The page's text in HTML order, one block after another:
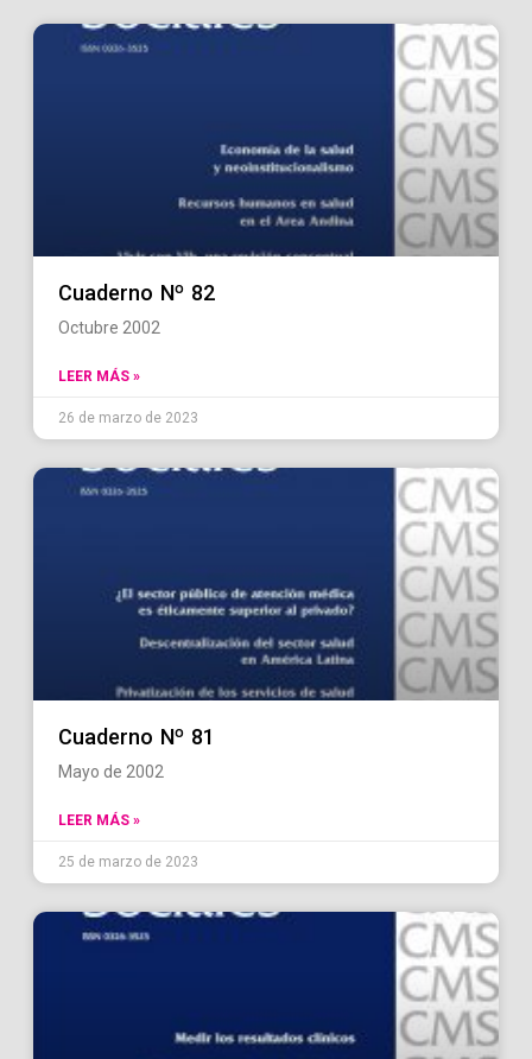
Cuaderno Nº 82
Octubre 2002
LEER MÁS »
26 de marzo de 2023
Cuaderno Nº 81
Mayo de 2002
LEER MÁS »
25 de marzo de 2023